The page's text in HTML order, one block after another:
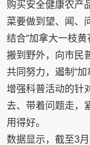
购买安全健康农产
菜要做到望、闻、
结合“加拿大一枝
搬到野外，向市民
共同努力，遏制“加
增强科普活动的针
去、带着问题走，
用得好。
数据显示，截至3